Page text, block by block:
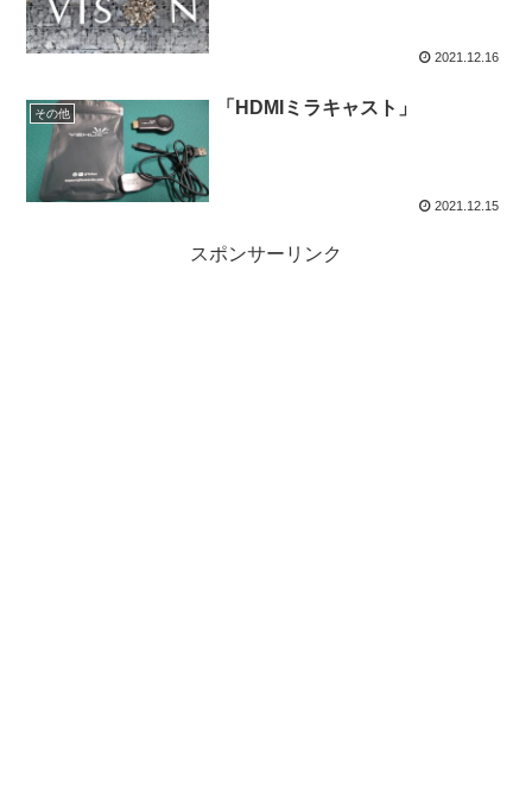
2021.12.16
その他 「HDMIミラキャスト」
2021.12.15
スポンサーリンク